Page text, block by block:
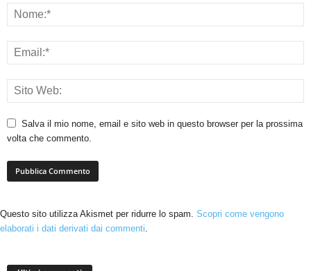
Salva il mio nome, email e sito web in questo browser per la prossima
volta che commento.
Questo sito utilizza Akismet per ridurre lo spam. Scopri come vengono
elaborati i dati derivati dai commenti